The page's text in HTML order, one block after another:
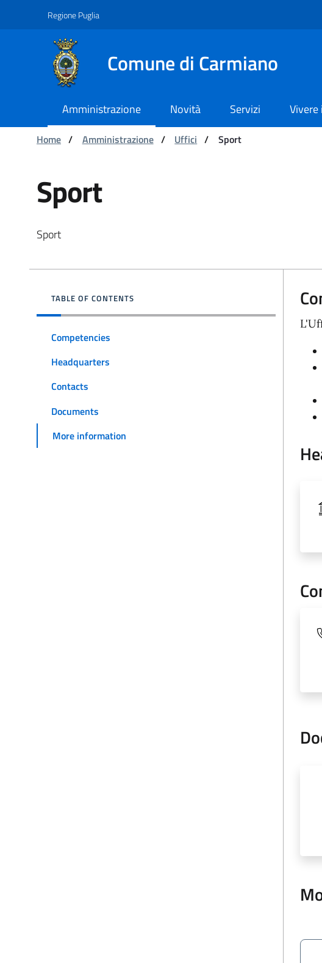
Navigation
Skip to ContentRegione Puglia
Comune di Carmiano
Amministrazione Novità Servizi Vivere
You are:
Home / Amministrazione / Uffici / Sport
Sport - Comune di Carmiano
Sport
Sport
TABLE OF CONTENTS
Competencies
Headquarters
Contacts
Documents
More information